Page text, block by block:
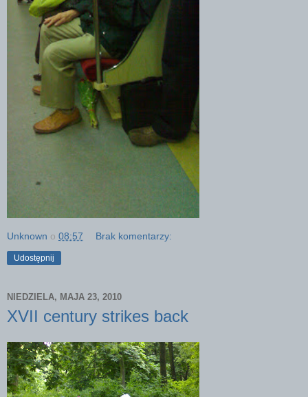
Unknown o 08:57 Brak komentarzy:
Udostępnij
NIEDZIELA, MAJA 23, 2010
XVII century strikes back